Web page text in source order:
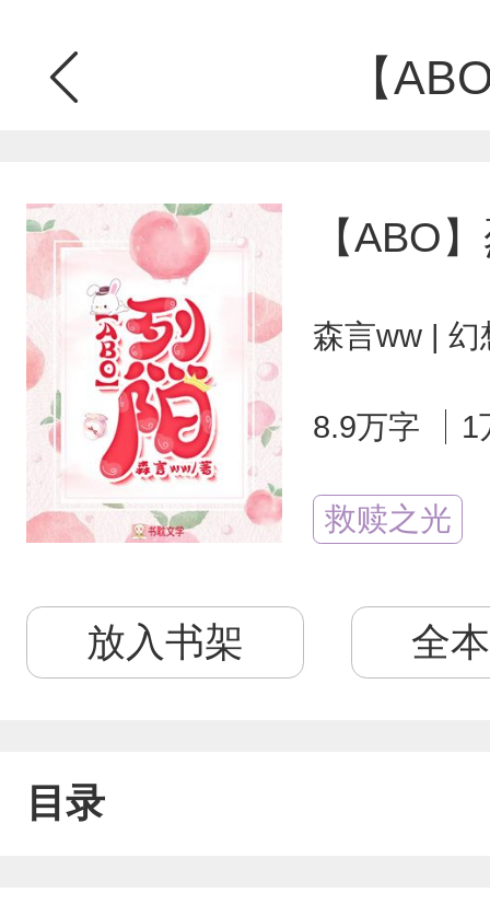
【
【ABO
森言ww |
8.9万字 1
救赎之光
放入书架 全
目录